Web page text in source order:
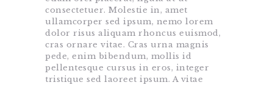
consectetuer. Molestie in, amet
ullamcorper sed ipsum, nemo lorem
dolor risus aliquam rhoncus euismod,
cras ornare vitae. Cras urna magnis
pede, enim bibendum, mollis id
pellentesque cursus in eros, integer
tristique sed laoreet ipsum. A vitae